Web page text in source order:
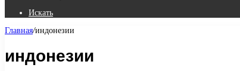
Искать
Главная/индонезии
индонезии